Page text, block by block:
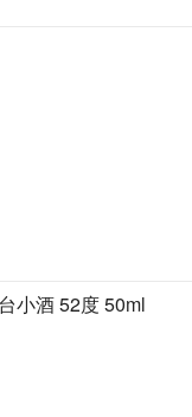
小酒 52度 50ml